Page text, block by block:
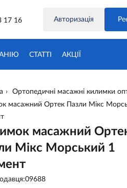
17 16 Авторизація
СТАТТІ АКЦIЇ
Ортопедичні масажні килимки
масажний Ортек Пазли Мікс
масажний
Мікс Морський 1